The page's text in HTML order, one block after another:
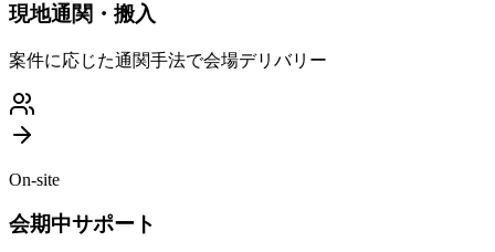
現地通関・搬入
案件に応じた通関手法で会場デリバリー
On-site
会期中サポート